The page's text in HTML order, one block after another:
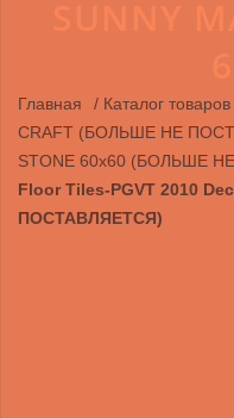
Главная / Каталог товаров
CRAFT (БОЛЬШЕ НЕ
STONE 60х60 (БОЛЬШЕ
Floor Tiles-PGVT 2010
ПОСТАВЛЯЕТСЯ)